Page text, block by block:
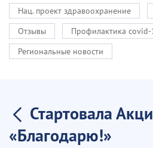
Нац. проект здравоохранение
Отзывы
Профилактика covid-
Региональные новости
Стартовала
«Благодарю!»